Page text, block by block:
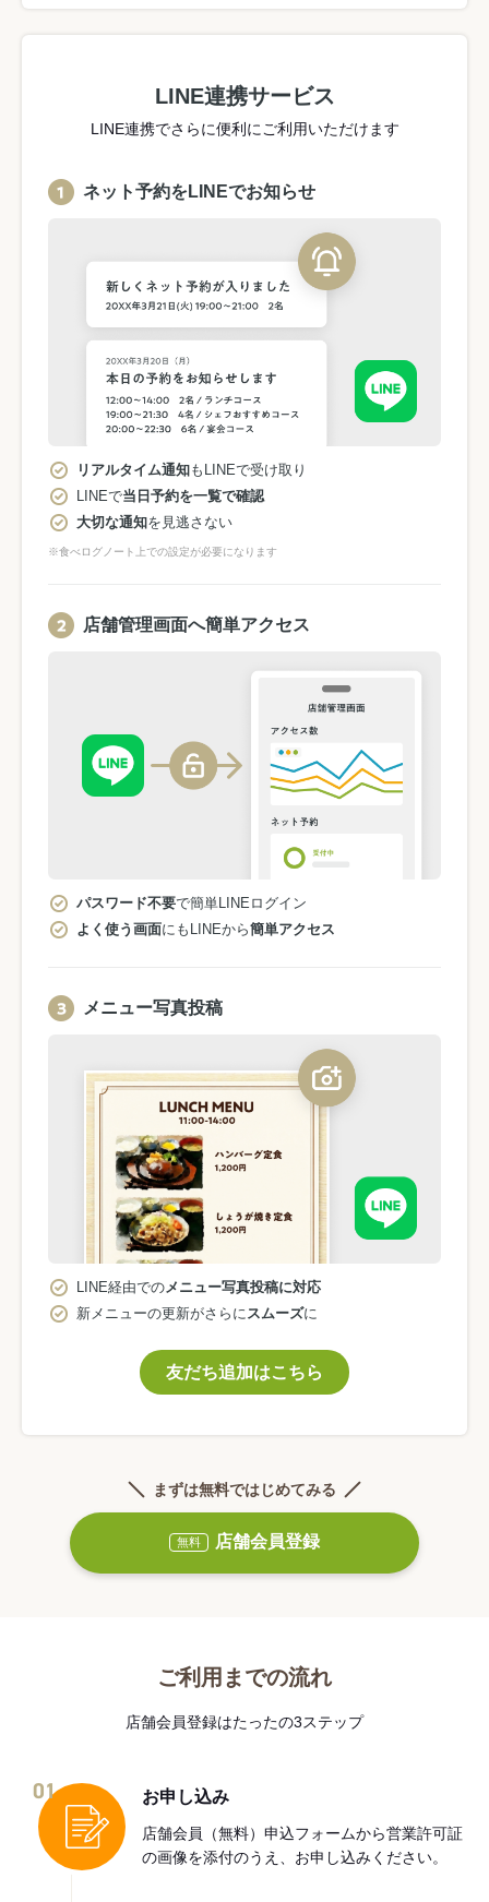
LINE連携サービス
LINE連携でさらに便利にご利用いただけます
ネット予約をLINEでお知らせ
リアルタイム通知もLINEで受け取り
LINEで当日予約を一覧で確認
大切な通知を見逃さない
※食べログノート上での設定が必要になります
店舗管理画面へ簡単アクセス
パスワード不要で簡単LINEログイン
よく使う画面にもLINEから簡単アクセス
メニュー写真投稿
LINE経由での メニュー写真投稿に対応
新メニューの更新がさらに スムーズに
友だち追加はこちら
まずは無料ではじめてみる
無料 店舗会員登録
ご利用までの流れ
店舗会員登録はたったの3ステップ
01 お申し込み
店舗会員（無料）申込フォームから営業許可証
の画像を添付のうえ、お申し込みください。